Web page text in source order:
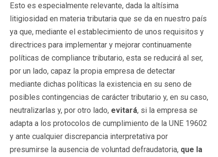
Esto es especialmente relevante, dada la altísima
litigiosidad en materia tributaria que se da en nuestro país
ya que, mediante el establecimiento de unos requisitos y
directrices para implementar y mejorar continuamente
políticas de compliance tributario, esta se reducirá al ser,
por un lado, capaz la propia empresa de detectar
mediante dichas políticas la existencia en su seno de
posibles contingencias de carácter tributario y, en su caso,
neutralizarlas y, por otro lado, evitará, si la empresa se
adapta a los protocolos de cumplimiento de la UNE 19602
y ante cualquier discrepancia interpretativa por
presumirse la ausencia de voluntad defraudatoria, que la